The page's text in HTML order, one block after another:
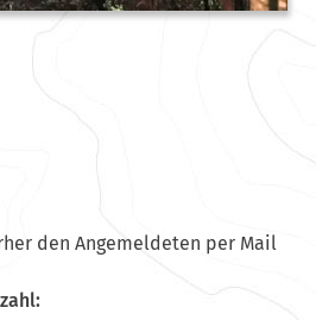
den Angemeldeten per Mail